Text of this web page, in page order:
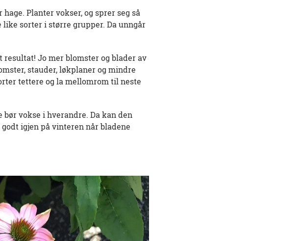
Planter vokser, og sprer seg så
sorter i større grupper. Da unngår
Jo mer blomster og blader av
stauder, løkplaner og mindre
tettere og la mellomrom til neste
vokse i hverandre. Da kan den
igjen på vinteren når bladene